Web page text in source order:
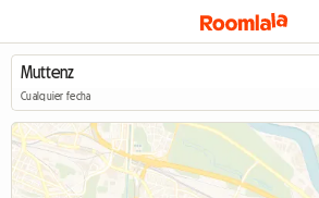
Cualquier fecha